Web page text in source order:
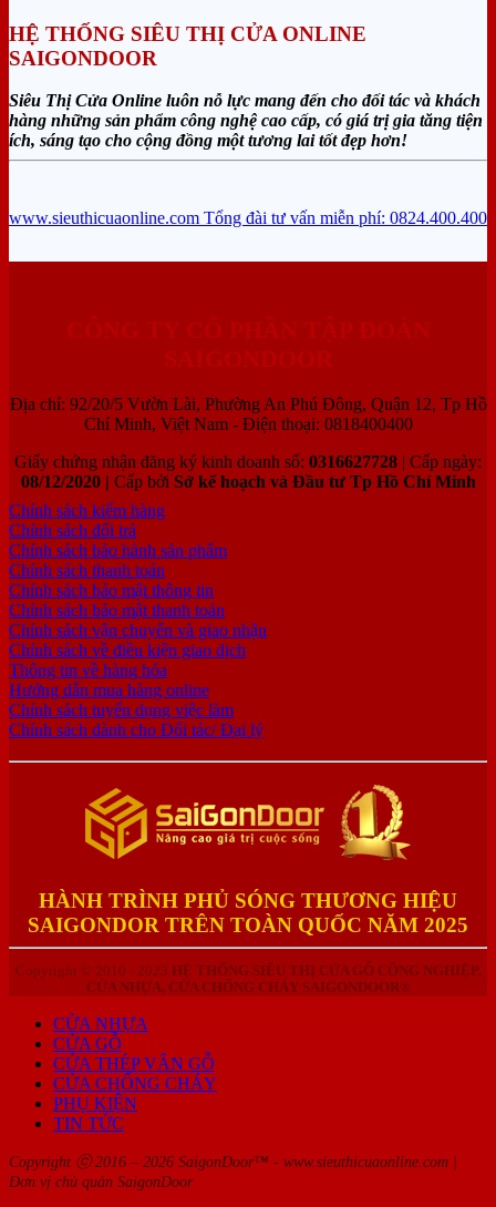
HỆ THỐNG SIÊU THỊ CỬA ONLINE
SAIGONDOOR
Siêu Thị Cửa Online luôn nỗ lực mang đến cho đối tác và khách
hàng những sản phẩm công nghệ cao cấp, có giá trị gia tăng tiện
ích, sáng tạo cho cộng đồng một tương lai tốt đẹp hơn!
www.sieuthicuaonline.com Tổng đài tư vấn miễn phí: 0824.400.400
Địa chỉ: 92/20/5 Vườn Lài, Phường An Phú Đông, Quận 12, Tp Hồ
Chí Minh, Việt Nam - Điện thoại: 0818400400
Giấy chứng nhận đăng ký kinh doanh số: 0316627728 | Cấp ngày:
08/12/2020 | Cấp bởi Sở kế hoạch và Đầu tư Tp Hồ Chí Minh
Chính sách kiểm hàng
Chính sách đổi trả
Chính sách bảo hành sản phẩm
Chính sách thanh toán
Chính sách bảo mật thông tin
Chính sách bảo mật thanh toán
Chính sách vận chuyển và giao nhận
Chính sách về điều kiện giao dịch
Thông tin về hàng hóa
Hướng dẫn mua hàng online
Chính sách tuyển dụng việc làm
Chính sách dành cho Đối tác/ Đại lý
HÀNH TRÌNH PHỦ SÓNG THƯƠNG HIỆU
SAIGONDOR TRÊN TOÀN QUỐC NĂM 2025
Copyright © 2010 - 2023 HỆ THỐNG SIÊU THỊ CỬA GỖ CÔNG NGHIỆP,
CỬA NHỰA, CỬA CHỐNG CHÁY SAIGONDOOR®
CỬA NHỰA
CỬA GỖ
CỬA THÉP VÂN GỖ
CỬA CHỐNG CHÁY
PHỤ KIỆN
TIN TỨC
Copyright ⓒ 2016 – 2026 SaigonDoor™ - www.sieuthicuaonline.com |
Đơn vị chủ quản SaigonDoor